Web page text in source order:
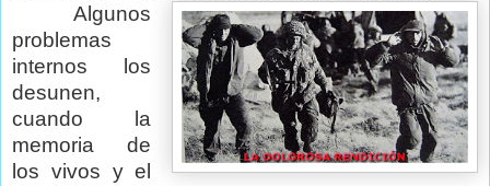
Algunos
problemas
internos los
desunen,
cuando la
memoria de
los vivos y el